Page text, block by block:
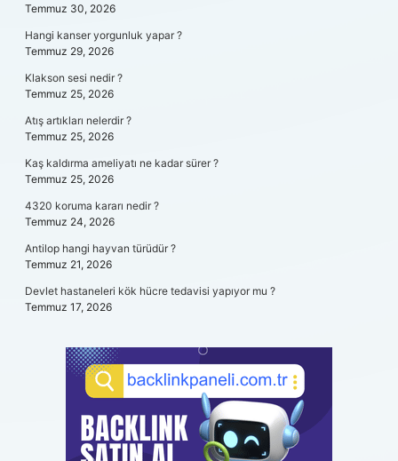
Temmuz 30, 2026
Hangi kanser yorgunluk yapar ?
Temmuz 29, 2026
Klakson sesi nedir ?
Temmuz 25, 2026
Atış artıkları nelerdir ?
Temmuz 25, 2026
Kaş kaldırma ameliyatı ne kadar sürer ?
Temmuz 25, 2026
4320 koruma kararı nedir ?
Temmuz 24, 2026
Antilop hangi hayvan türüdür ?
Temmuz 21, 2026
Devlet hastaneleri kök hücre tedavisi yapıyor mu ?
Temmuz 17, 2026